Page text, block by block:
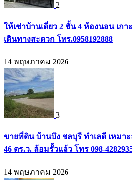
2
ให้เช่าบ้านเดี่ยว 2 ชั้น 4 ห้องนอน เกา
เดินทางสะดวก โทร.0958192888
14 พฤษภาคม 2026
3
ขายที่ดิน บ้านบึง ชลบุรี ทำเลดี เหมาะ
46 ตร.ว. ล้อมรั้วแล้ว โทร 098-
14 พฤษภาคม 2026